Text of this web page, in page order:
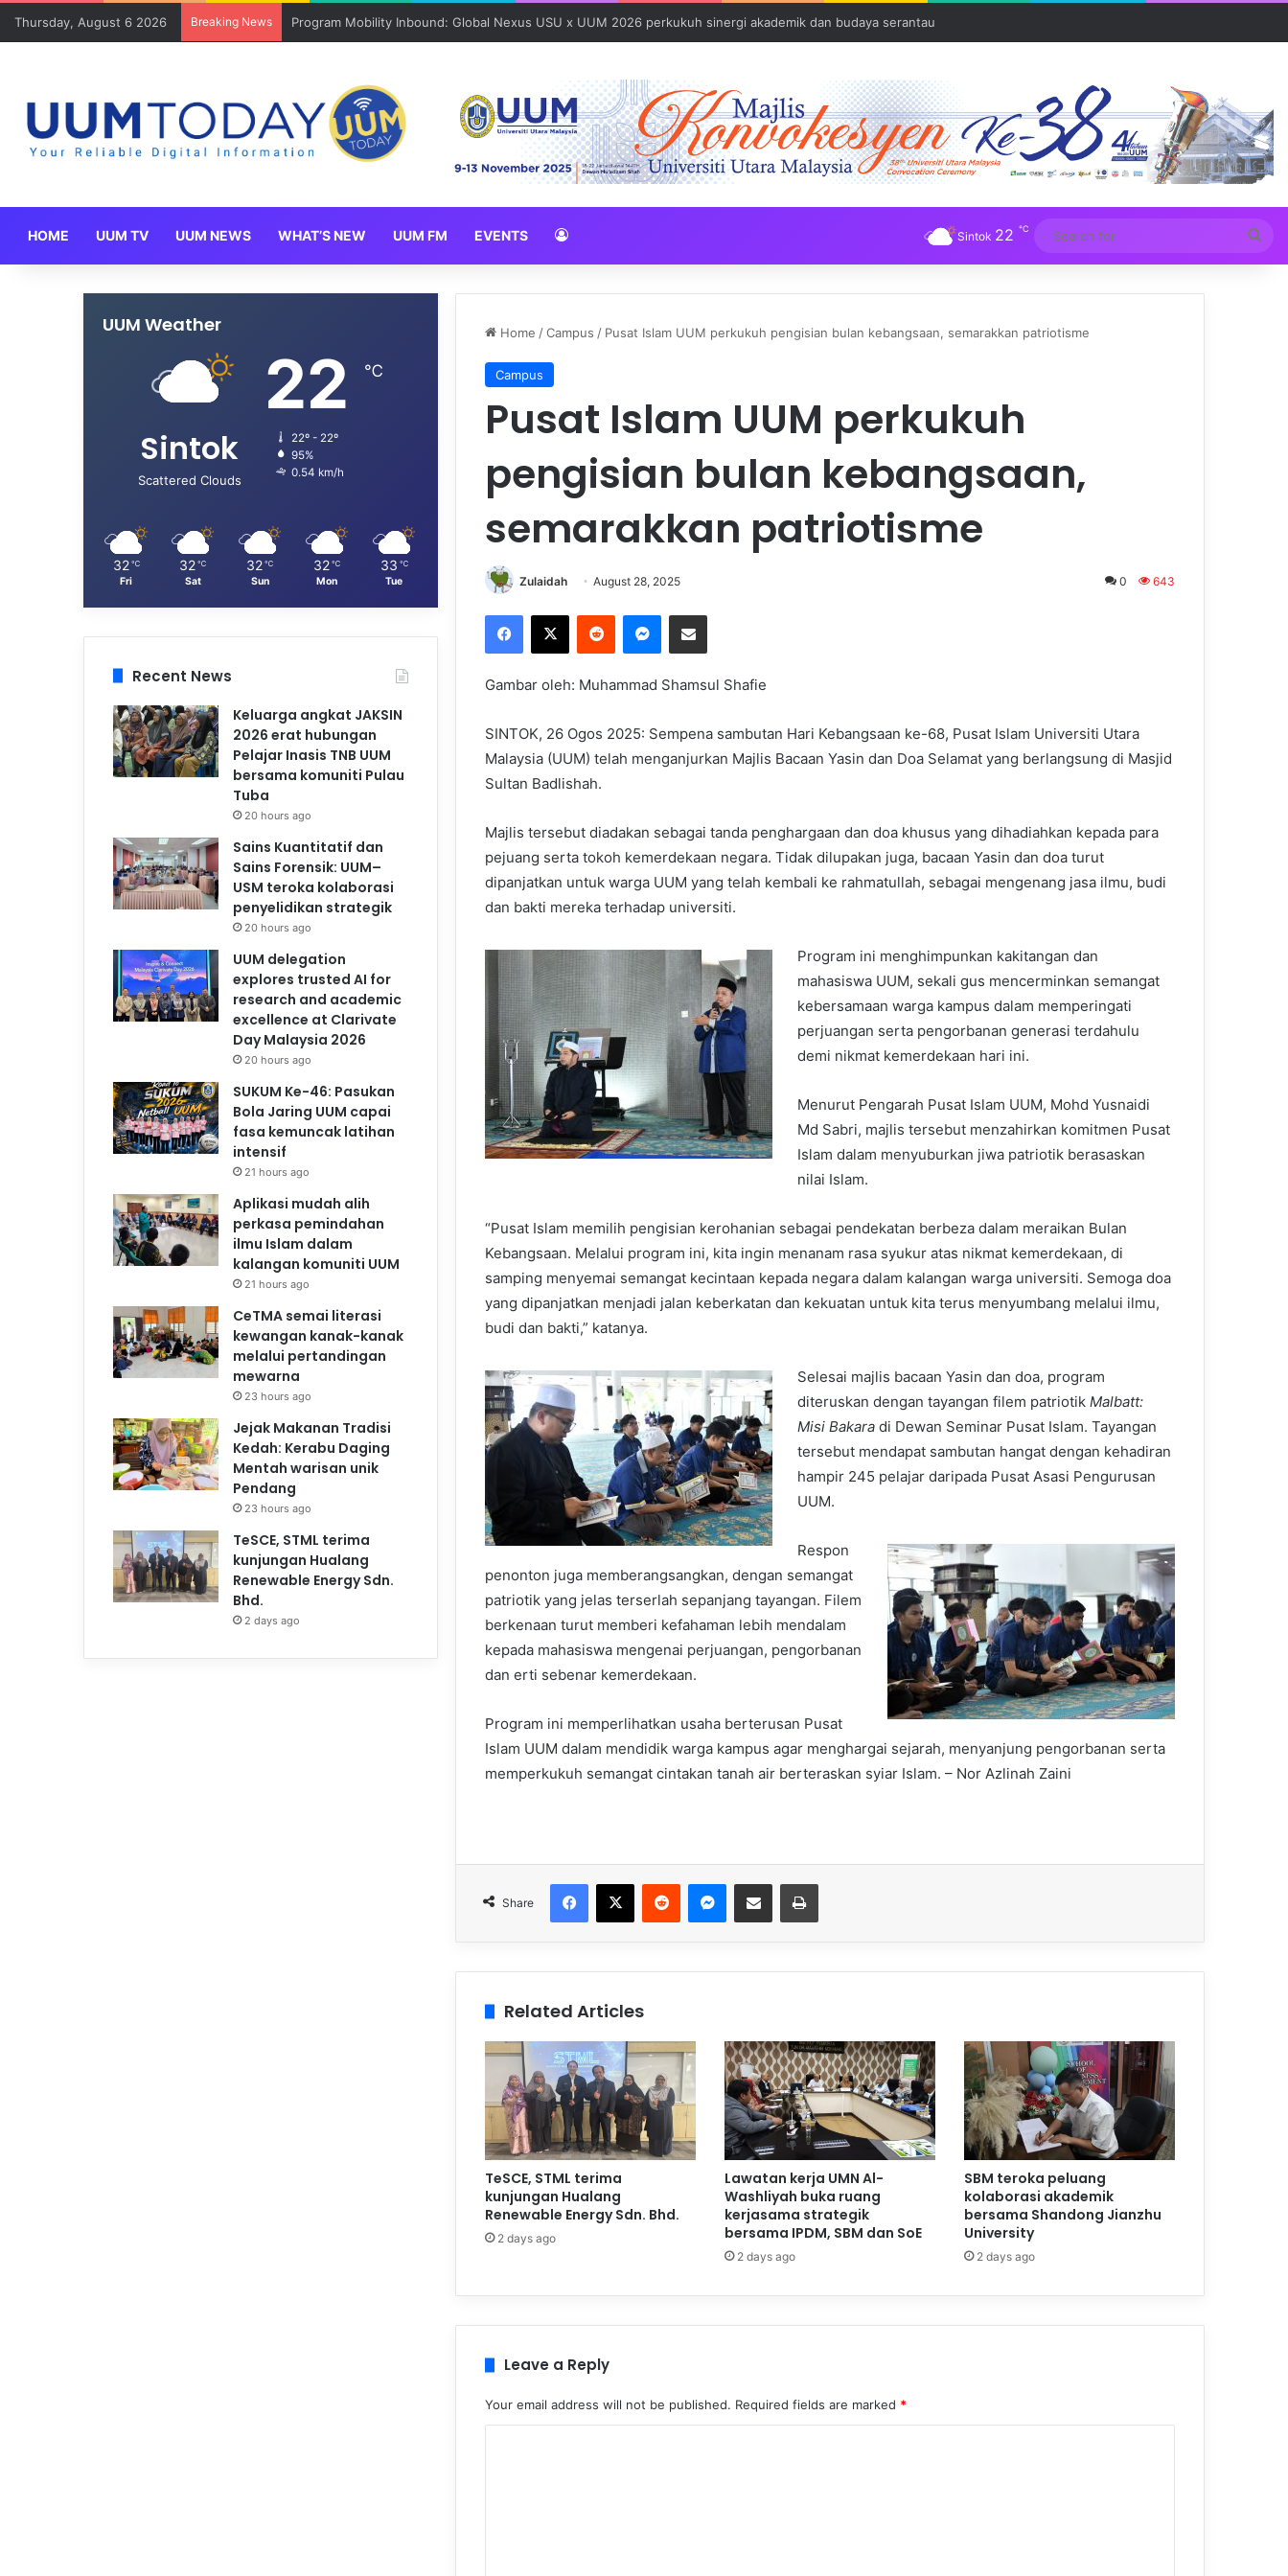
Thursday, August 6 2026 Breaking News Program Mobility Inbound: Global Nexus USU x UUM 2026 perkukuh sinergi akademik dan budaya serantau
HOME UUM TV UUM NEWS WHAT’S NEW UUM FM EVENTS Sintok 22 ℃
for
Home /Campus / Pusat Islam UUM perkukuh pengisian bulan kebangsaan, semarakkan patriotisme
Campus
Pusat Islam UUM perkukuh
pengisian bulan kebangsaan,
semarakkan patriotisme
Zulaidah August 28, 2025 0 643
Gambar oleh: Muhammad Shamsul Shafie
SINTOK, 26 Ogos 2025: Sempena sambutan Hari Kebangsaan ke-68, Pusat Islam Universiti Utara
Malaysia (UUM) telah menganjurkan Majlis Bacaan Yasin dan Doa Selamat yang berlangsung di Masjid
Sultan Badlishah.
Majlis tersebut diadakan sebagai tanda penghargaan dan doa khusus yang dihadiahkan kepada para
pejuang serta tokoh kemerdekaan negara. Tidak dilupakan juga, bacaan Yasin dan doa turut
dipanjatkan untuk warga UUM yang telah kembali ke rahmatullah, sebagai mengenang jasa ilmu, budi
dan bakti mereka terhadap universiti.
Program ini menghimpunkan kakitangan dan
mahasiswa UUM, sekali gus mencerminkan semangat
kebersamaan warga kampus dalam memperingati
perjuangan serta pengorbanan generasi terdahulu
demi nikmat kemerdekaan hari ini.
Menurut Pengarah Pusat Islam UUM, Mohd Yusnaidi
Md Sabri, majlis tersebut menzahirkan komitmen Pusat
Islam dalam menyuburkan jiwa patriotik berasaskan
nilai Islam.
“Pusat Islam memilih pengisian kerohanian sebagai pendekatan berbeza dalam meraikan Bulan
Kebangsaan. Melalui program ini, kita ingin menanam rasa syukur atas nikmat kemerdekaan, di
samping menyemai semangat kecintaan kepada negara dalam kalangan warga universiti. Semoga doa
yang dipanjatkan menjadi jalan keberkatan dan kekuatan untuk kita terus menyumbang melalui ilmu,
budi dan bakti,” katanya.
Selesai majlis bacaan Yasin dan doa, program
diteruskan dengan tayangan filem patriotikMalbatt:
Misi Bakara di Dewan Seminar Pusat Islam. Tayangan
tersebut mendapat sambutan hangat dengan kehadiran
hampir 245 pelajar daripada Pusat Asasi Pengurusan
UUM.
Respon
penonton juga memberangsangkan, dengan semangat
patriotik yang jelas terserlah sepanjang tayangan. Filem
berkenaan turut memberi kefahaman lebih mendalam
kepada mahasiswa mengenai perjuangan, pengorbanan
dan erti sebenar kemerdekaan.
Program ini memperlihatkan usaha berterusan Pusat
Islam UUM dalam mendidik warga kampus agar menghargai sejarah, menyanjung pengorbanan serta
memperkukuh semangat cintakan tanah air berteraskan syiar Islam. – Nor Azlinah Zaini
Share
Related Articles
TeSCE, STML terima
kunjungan Hualang
Renewable Energy Sdn. Bhd.
2 days ago
Lawatan kerja UMN Al-
Washliyah buka ruang
kerjasama strategik
bersama IPDM, SBM dan SoE
2 days ago
SBM teroka peluang
kolaborasi akademik
bersama Shandong Jianzhu
University
2 days ago
Leave a Reply
Your email address will not be published. Required fields are marked *
UUM Weather
Sintok
Scattered Clouds
22 ℃
22º - 22º
95%
0.54 km/h
32 ℃
Fri
32 ℃
Sat
32 ℃
Sun
32 ℃
Mon
33 ℃
Tue
Recent News
Keluarga angkat JAKSIN
2026 erat hubungan
Pelajar Inasis TNB UUM
bersama komuniti Pulau
Tuba
20 hours ago
Sains Kuantitatif dan
Sains Forensik: UUM–
USM teroka kolaborasi
penyelidikan strategik
20 hours ago
UUM delegation
explores trusted AI for
research and academic
excellence at Clarivate
Day Malaysia 2026
20 hours ago
SUKUM Ke-46: Pasukan
Bola Jaring UUM capai
fasa kemuncak latihan
intensif
21 hours ago
Aplikasi mudah alih
perkasa pemindahan
ilmu Islam dalam
kalangan komuniti UUM
21 hours ago
CeTMA semai literasi
kewangan kanak-kanak
melalui pertandingan
mewarna
23 hours ago
Jejak Makanan Tradisi
Kedah: Kerabu Daging
Mentah warisan unik
Pendang
23 hours ago
TeSCE, STML terima
kunjungan Hualang
Renewable Energy Sdn.
Bhd.
2 days ago